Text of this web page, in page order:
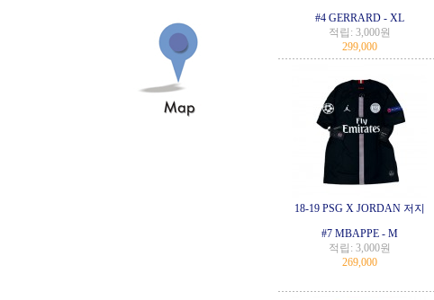
#4 GERRARD - XL
적립: 3,000원
299,000
18-19 PSG X JORDAN 저지
#7 MBAPPE - M
적립: 3,000원
269,000